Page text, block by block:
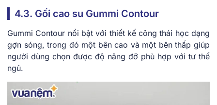
4.3. Gối cao su Gummi Contour
Gummi Contour nổi bật với thiết kế công thái học dạng
gợn sóng, trong đó một bên cao và một bên thấp giúp
người dùng chọn được độ nâng đỡ phù hợp với tư thế
ngủ.